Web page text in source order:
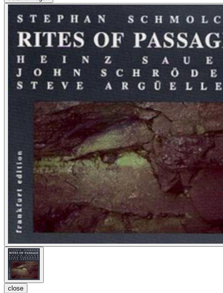
close